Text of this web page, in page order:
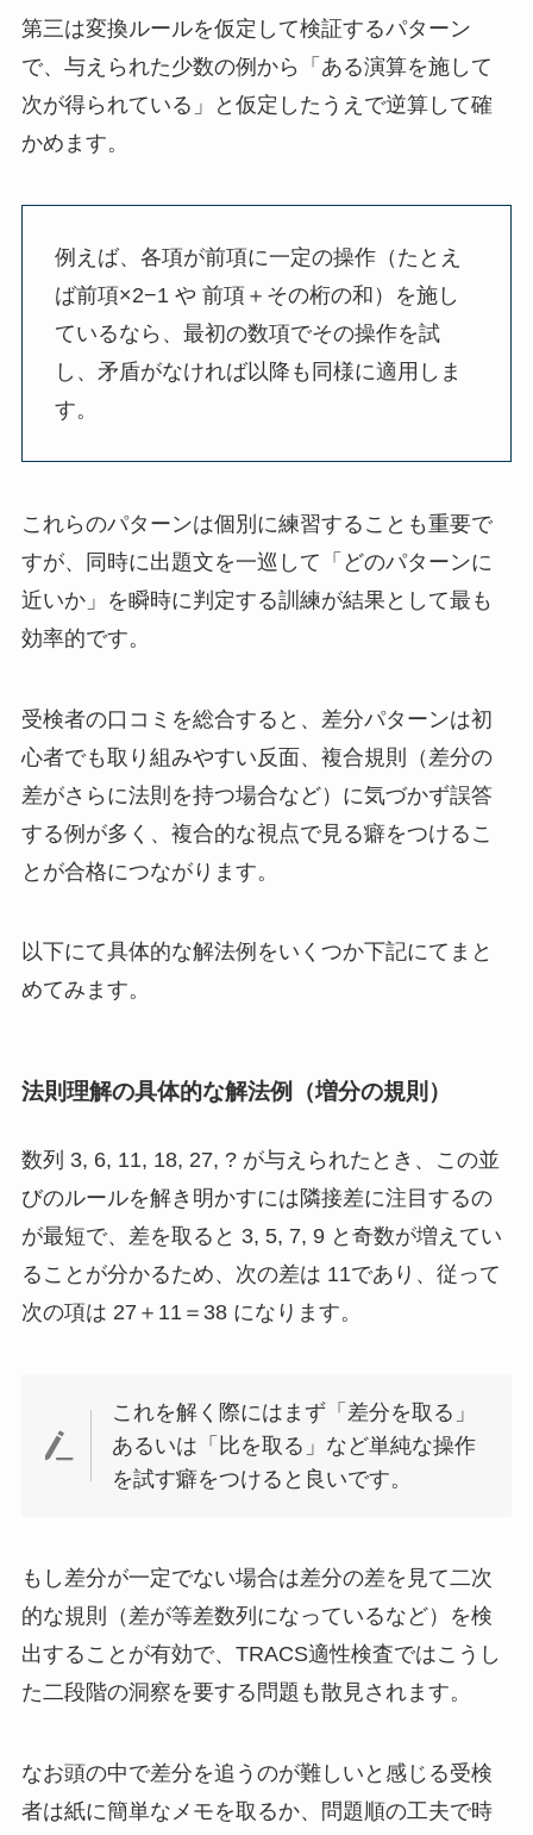
第三は変換ルールを仮定して検証するパターン
で、与えられた少数の例から「ある演算を施して
次が得られている」と仮定したうえで逆算して確
かめます。
例えば、各項が前項に一定の操作（たとえ
ば前項×2−1 や 前項＋その桁の和）を施し
ているなら、最初の数項でその操作を試
し、矛盾がなければ以降も同様に適用しま
す。
これらのパターンは個別に練習することも重要で
すが、同時に出題文を一巡して「どのパターンに
近いか」を瞬時に判定する訓練が結果として最も
効率的です。
受検者の口コミを総合すると、差分パターンは初
心者でも取り組みやすい反面、複合規則（差分の
差がさらに法則を持つ場合など）に気づかず誤答
する例が多く、複合的な視点で見る癖をつけるこ
とが合格につながります。
以下にて具体的な解法例をいくつか下記にてまと
めてみます。
法則理解の具体的な解法例（増分の規則）
数列 3, 6, 11, 18, 27, ? が与えられたとき、この並
びのルールを解き明かすには隣接差に注目するの
が最短で、差を取ると 3, 5, 7, 9 と奇数が増えてい
ることが分かるため、次の差は 11であり、従って
次の項は 27＋11＝38 になります。
これを解く際にはまず「差分を取る」
あるいは「比を取る」など単純な操作
を試す癖をつけると良いです。
もし差分が一定でない場合は差分の差を見て二次
的な規則（差が等差数列になっているなど）を検
出することが有効で、TRACS適性検査ではこうし
た二段階の洞察を要する問題も散見されます。
なお頭の中で差分を追うのが難しいと感じる受検
者は紙に簡単なメモを取るか、問題順の工夫で時